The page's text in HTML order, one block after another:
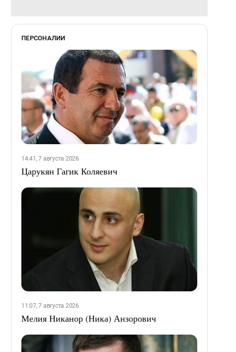
ПЕРСОНАЛИИ
14:41, 7 августа 2026
Царукян Гагик Коляевич
11:07, 7 августа 2026
Мелия Никанор (Ника) Анзорович